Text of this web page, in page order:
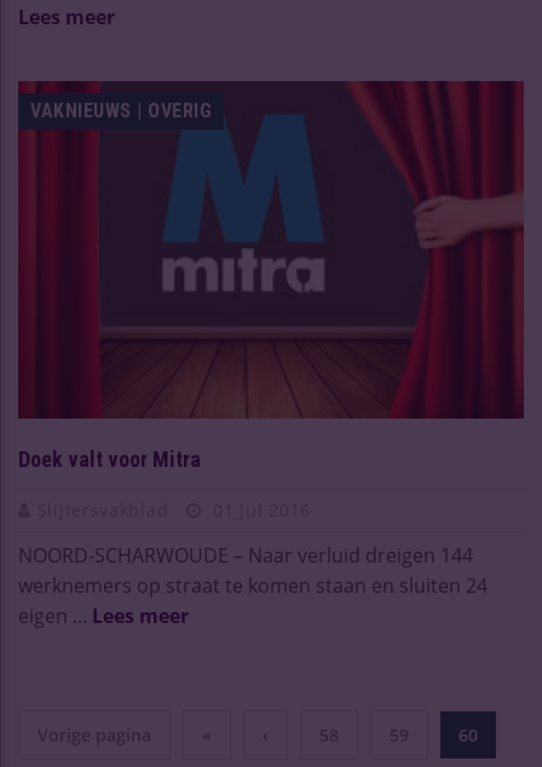
Lees meer
VAKNIEUWS | OVERIG
Doek valt voor Mitra
NOORD-SCHARWOUDE – Naar verluid dreigen 144
werknemers op straat te komen staan en sluiten 24
eigen ... Lees meer
Vorige pagina « ‹ 58 59 60